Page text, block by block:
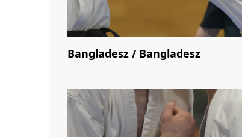
Bangladesz / Bangladesz